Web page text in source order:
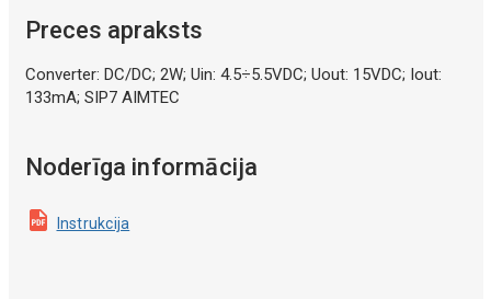
Preces apraksts
Converter: DC/DC; 2W; Uin: 4.5÷5.5VDC; Uout: 15VDC; Iout:
133mA; SIP7 AIMTEC
Noderīga informācija
Instrukcija